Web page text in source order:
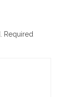
Required